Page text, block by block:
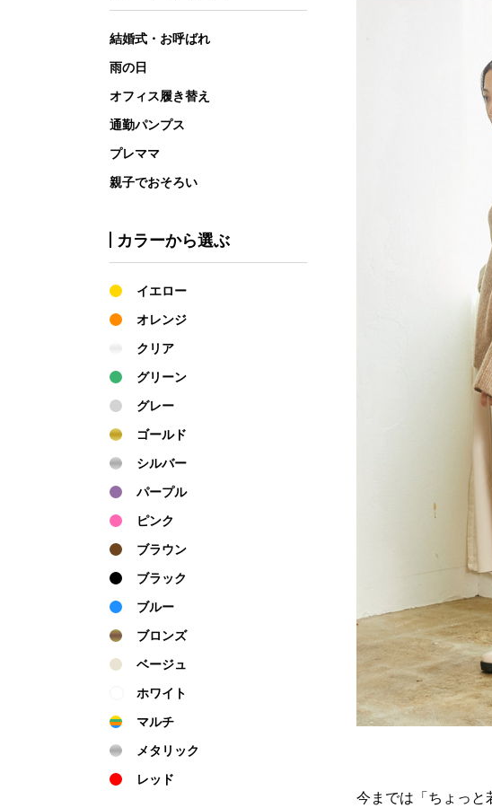
今までは「ちょっと
結婚式・お呼ばれ
雨の日
オフィス履き替え
通勤パンプス
プレママ
親子でおそろい
カラーから選ぶ
イエロー
オレンジ
クリア
グリーン
グレー
ゴールド
シルバー
パープル
ピンク
ブラウン
ブラック
ブルー
ブロンズ
ベージュ
ホワイト
マルチ
メタリック
レッド